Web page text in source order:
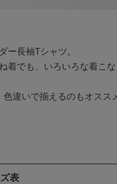
ー長袖Tシャツ。
着でも、いろいろな着こ
色違いで揃えるのもオスス
表